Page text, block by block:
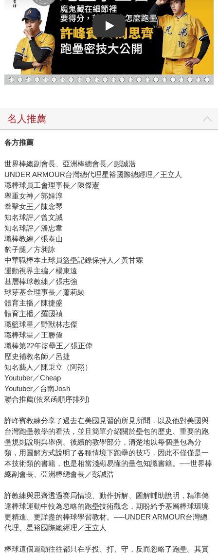
Play video
名人推薦
各方推薦
世界棒總副會長、亞洲棒總會長／彭誠浩
UNDER ARMOUR台灣總代理星裕國際總經理／王立人
職棒球員工會理事長／陳傑憲
舉重女神／郭婞淳
拳擊女王／陳念琴
知名球評／曾文誠
知名球評／潘忠韋
職棒教練／張泰山
豹子腿／方昶詠
中華職棒本土球員盜壘記錄保持人／黃甘霖
運動視界主編／楊東遠
基層棒球教練／張志強
球芽基金理事長／蕭莉綾
體育主播／陳捷盛
體育主播／羅國禎
職籃球星／野獸林志傑
職棒球星／王勝偉
職棒第22年盜壘王／張正偉
歷史補教名師／呂捷
知名藝人／陳秉立（阿翔）
Youtuber／Cheap
Youtuber／台南Josh
聯合推薦(依來函順序排列)
許峰賓教練分享了過去在美國見習的所見所聞，以及他對美國與
台灣跑壘教學的看法，並且簡單介紹關於壘包的歷史、重要的跑
壘規則說明與舉例。後續的教學部分，清楚地以每個壘包為分
類，用圖解方式說明了各種情境下跑壘的技巧，因此不僅僅是一
本技術類的書籍，也是相當淺顯易懂的壘包知識書籍。──世界棒
總副會長、亞洲棒總會長／彭誠浩
許教練與思齊透過賽局情境、動作拆解、圖解輔助說明，精準傳
達棒球運動中較為忽略的跑壘技術觀念，期盼給予基層棒球環境
更精進、更詳盡的棒球學習教材。──UNDER ARMOUR台灣總
代理、星裕國際總經理／王立人
棒球這個運動往往都只在乎投、打、守，反而忽略了跑壘。其實